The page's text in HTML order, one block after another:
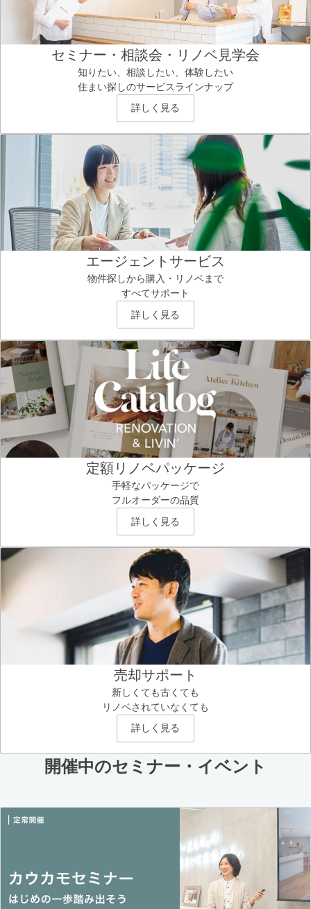
セミナー・相談会・リノベ見学会
知りたい、相談したい、体験したい
住まい探しのサービスラインナップ
詳しく見る
エージェントサービス
物件探しから購入・リノベまで
すべてサポート
詳しく見る
定額リノベパッケージ
手軽なパッケージで
フルオーダーの品質
詳しく見る
売却サポート
新しくても古くても
リノベされていなくても
詳しく見る
開催中のセミナー・イベント